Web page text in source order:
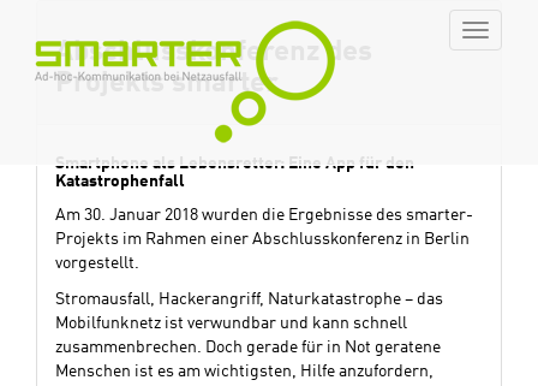
Abschlusskonferenz des
Projekts smarter
Smartphone als Lebensretter: Eine App für den
Katastrophenfall
Am 30. Januar 2018 wurden die Ergebnisse des smarter-
Projekts im Rahmen einer Abschlusskonferenz in Berlin
vorgestellt.
Stromausfall, Hackerangriff, Naturkatastrophe – das
Mobilfunknetz ist verwundbar und kann schnell
zusammenbrechen. Doch gerade für in Not geratene
Menschen ist es am wichtigsten, Hilfe anzufordern,